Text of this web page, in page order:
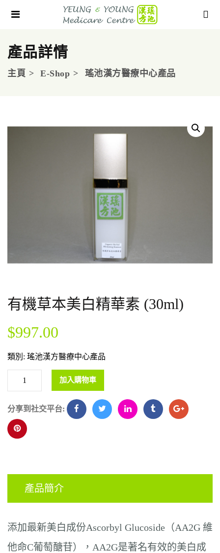
產品詳情
主頁 E-Shop 瑤池漢方醫療中心產品
有機草本美白精華素 (30ml)
$997.00
類別: 瑤池漢方醫療中心產品
加入購物車
分享到社交平台:
產品簡介
添加最新美白成份Ascorbyl Glucoside（AA2G 維
他命C葡萄醣苷）， AA2G是著名有效的美白成